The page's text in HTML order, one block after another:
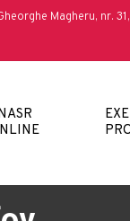
Magheru, nr.